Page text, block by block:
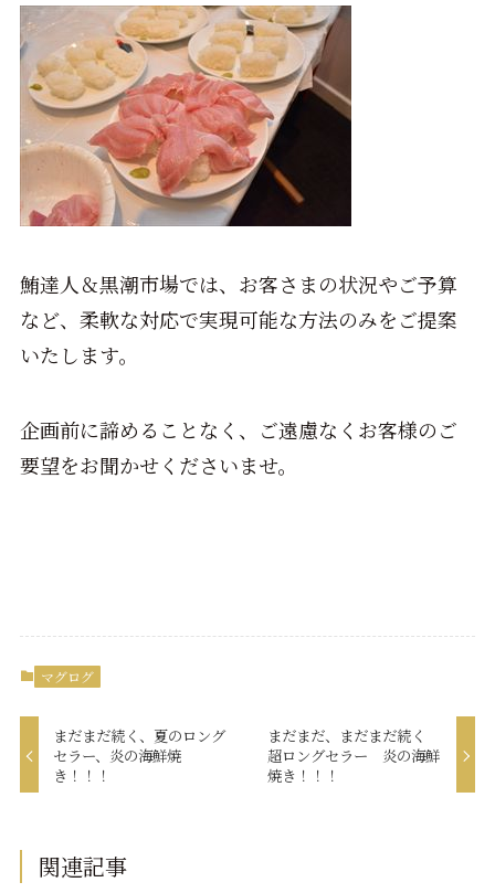
鮪達人＆黒潮市場では、お客さまの状況やご予算
など、柔軟な対応で実現可能な方法のみをご提案
いたします。
企画前に諦めることなく、ご遠慮なくお客様のご
要望をお聞かせくださいませ。
マグログ
まだまだ続く、夏のロング
セラー、炎の海鮮焼
き！！！
まだまだ、まだまだ続く
超ロングセラー 炎の海鮮
焼き！！！
関連記事